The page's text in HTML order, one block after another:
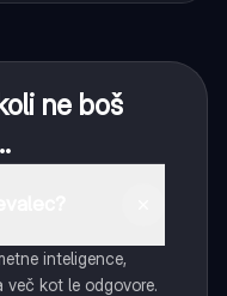
ne boš
inteligence,
več kot le odgovore.